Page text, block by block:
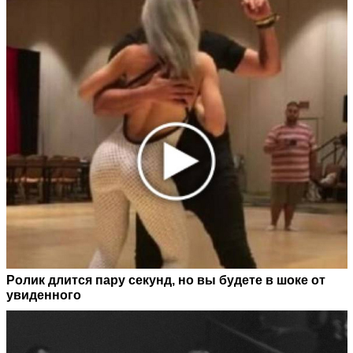
Ролик длится пару секунд, но вы будете в шоке от
увиденного